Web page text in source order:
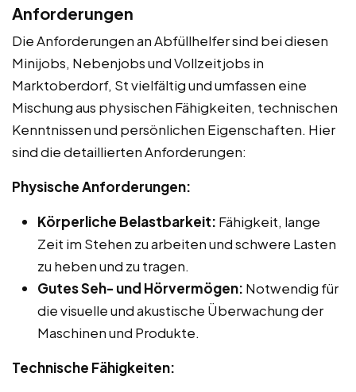
Anforderungen
Die Anforderungen an Abfüllhelfer sind bei diesen
Minijobs, Nebenjobs und Vollzeitjobs in
Marktoberdorf, St vielfältig und umfassen eine
Mischung aus physischen Fähigkeiten, technischen
Kenntnissen und persönlichen Eigenschaften. Hier
sind die detaillierten Anforderungen:
Physische Anforderungen:
Körperliche Belastbarkeit: Fähigkeit, lange
Zeit im Stehen zu arbeiten und schwere Lasten
zu heben und zu tragen.
Gutes Seh- und Hörvermögen: Notwendig für
die visuelle und akustische Überwachung der
Maschinen und Produkte.
Technische Fähigkeiten: